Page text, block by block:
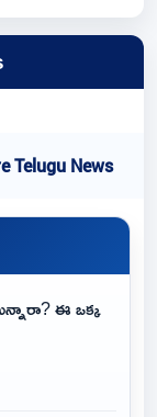
Telugu News
ఈ ఒక్క